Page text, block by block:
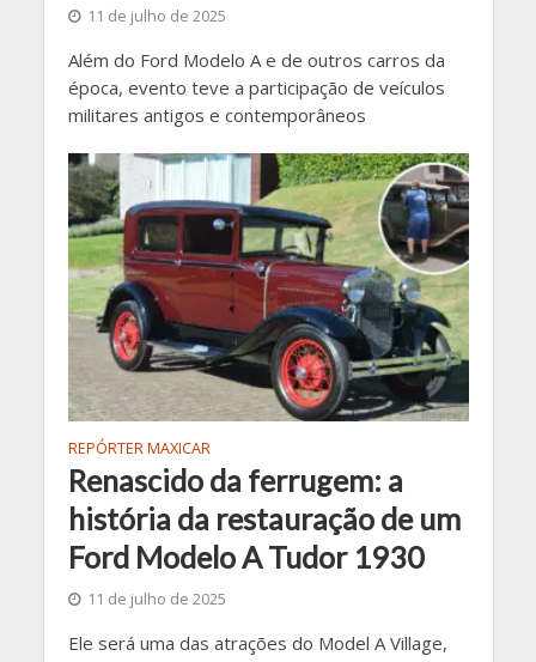
11 de julho de 2025
Além do Ford Modelo A e de outros carros da
época, evento teve a participação de veículos
militares antigos e contemporâneos
REPÓRTER MAXICAR
Renascido da ferrugem: a
história da restauração de um
Ford Modelo A Tudor 1930
11 de julho de 2025
Ele será uma das atrações do Model A Village,